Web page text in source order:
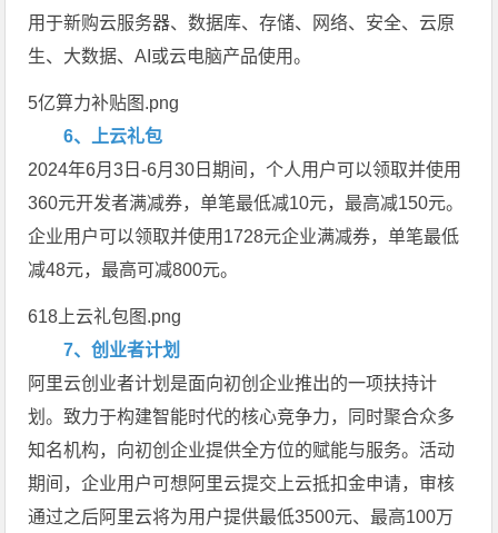
用于新购云服务器、数据库、存储、网络、安全、云原
生、大数据、AI或云电脑产品使用。
5亿算力补贴图.png
6、上云礼包
2024年6月3日-6月30日期间，个人用户可以领取并使用
360元开发者满减券，单笔最低减10元，最高减150元。
企业用户可以领取并使用1728元企业满减券，单笔最低
减48元，最高可减800元。
618上云礼包图.png
7、创业者计划
阿里云创业者计划是面向初创企业推出的一项扶持计
划。致力于构建智能时代的核心竞争力，同时聚合众多
知名机构，向初创企业提供全方位的赋能与服务。活动
期间，企业用户可想阿里云提交上云抵扣金申请，审核
通过之后阿里云将为用户提供最低3500元、最高100万